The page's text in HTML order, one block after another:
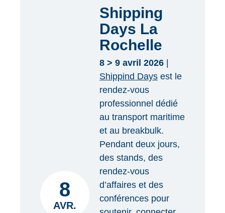
8
AVR.
Shipping
Days La
Rochelle
8 > 9 avril 2026
Shippind Days est le
rendez-vous
professionnel dédié
au transport maritime
et au breakbulk.
Pendant deux jours,
des stands, des
rendez-vous
d’affaires et des
conférences pour